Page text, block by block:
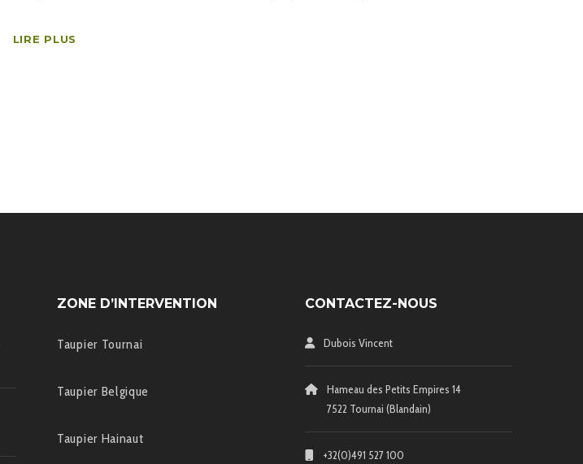
LIRE PLUS
ZONE D’INTERVENTION
Taupier Tournai
Taupier Belgique
Taupier Hainaut
CONTACTEZ-NOUS
Dubois Vincent
Hameau des Petits Empires 14
7522 Tournai (Blandain)
+32(0)491 527 100